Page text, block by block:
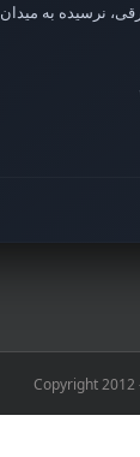
نرسیده به میدان
Copyright